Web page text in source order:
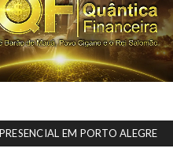
EM PORTO ALEGRE